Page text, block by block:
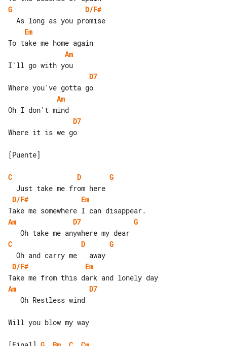
G
D/F#
Em
Am
D7
Am
D7
Where it is we go
[Puente]
C D
G
D/F#
Em
Am
D7
G
C
D
G
D/F#
Em
Am
D7
Will you blow my way